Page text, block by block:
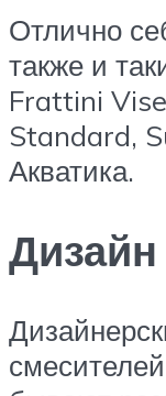
Отлично
также и
Frattini
Standard,
Акватика.
Дизайн